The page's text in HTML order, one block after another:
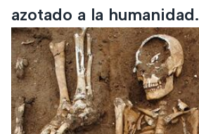
azotado a la humanidad.